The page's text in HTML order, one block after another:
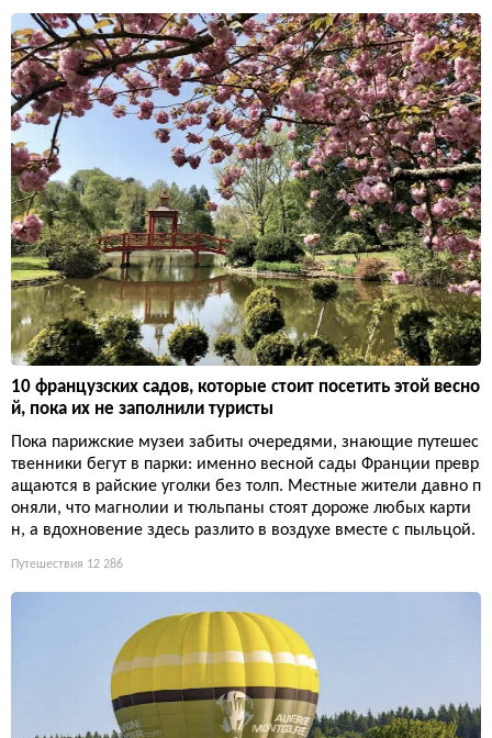
10 французских садов, которые стоит посетить этой весно
й, пока их не заполнили туристы
Пока парижские музеи забиты очередями, знающие путешес
твенники бегут в парки: именно весной сады Франции превр
ащаются в райские уголки без толп. Местные жители давно п
оняли, что магнолии и тюльпаны стоят дороже любых карти
н, а вдохновение здесь разлито в воздухе вместе с пыльцой.
Путешествия 12 286